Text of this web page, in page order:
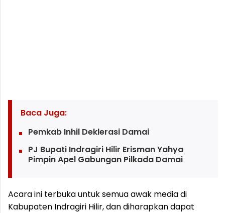
Baca Juga:
Pemkab Inhil Deklerasi Damai
PJ Bupati Indragiri Hilir Erisman Yahya
Pimpin Apel Gabungan Pilkada Damai
Acara ini terbuka untuk semua awak media di
Kabupaten Indragiri Hilir, dan diharapkan dapat